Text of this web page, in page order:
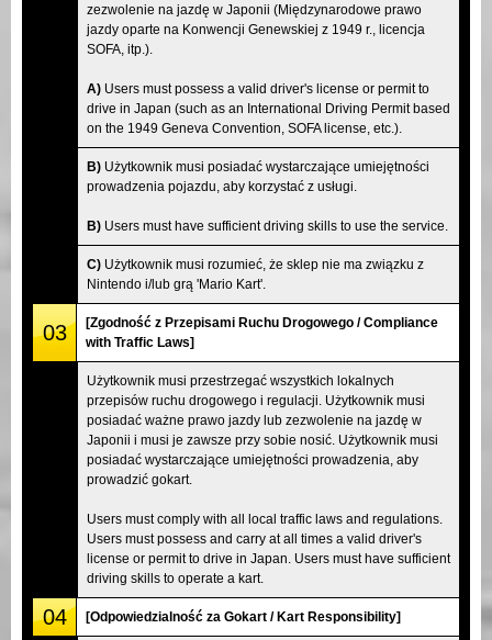
zezwolenie na jazdę w Japonii (Międzynarodowe prawo
jazdy oparte na Konwencji Genewskiej z 1949 r., licencja
SOFA, itp.).
A) Users must possess a valid driver's license or permit to
drive in Japan (such as an International Driving Permit based
on the 1949 Geneva Convention, SOFA license, etc.).
B) Użytkownik musi posiadać wystarczające umiejętności
prowadzenia pojazdu, aby korzystać z usługi.
B) Users must have sufficient driving skills to use the service.
C) Użytkownik musi rozumieć, że sklep nie ma związku z
Nintendo i/lub grą 'Mario Kart'.
03
[Zgodność z Przepisami Ruchu Drogowego / Compliance
with Traffic Laws]
Użytkownik musi przestrzegać wszystkich lokalnych
przepisów ruchu drogowego i regulacji. Użytkownik musi
posiadać ważne prawo jazdy lub zezwolenie na jazdę w
Japonii i musi je zawsze przy sobie nosić. Użytkownik musi
posiadać wystarczające umiejętności prowadzenia, aby
prowadzić gokart.
Users must comply with all local traffic laws and regulations.
Users must possess and carry at all times a valid driver's
license or permit to drive in Japan. Users must have sufficient
driving skills to operate a kart.
04 [Odpowiedzialność za Gokart / Kart Responsibility]